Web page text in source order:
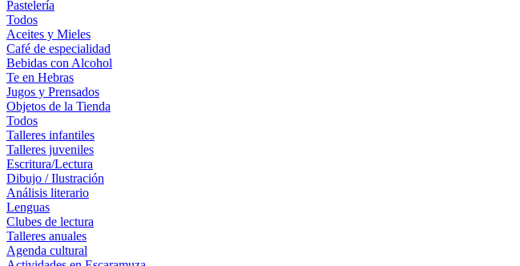
Pastelería
Todos
Aceites y Mieles
Café de especialidad
Bebidas con Alcohol
Te en Hebras
Jugos y Prensados
Objetos de la Tienda
Todos
Talleres infantiles
Talleres juveniles
Escritura/Lectura
Dibujo / Ilustración
Análisis literario
Lenguas
Clubes de lectura
Talleres anuales
Agenda cultural